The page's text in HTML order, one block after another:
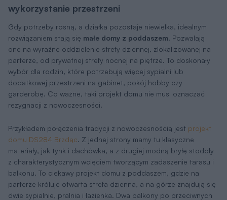
wykorzystanie przestrzeni
Gdy potrzeby rosną, a działka pozostaje niewielka, idealnym
rozwiązaniem stają się małe domy z poddaszem. Pozwalają
one na wyraźne oddzielenie strefy dziennej, zlokalizowanej na
parterze, od prywatnej strefy nocnej na piętrze. To doskonały
wybór dla rodzin, które potrzebują więcej sypialni lub
dodatkowej przestrzeni na gabinet, pokój hobby czy
garderobę. Co ważne, taki projekt domu nie musi oznaczać
rezygnacji z nowoczesności.
Przykładem połączenia tradycji z nowoczesnością jest projekt
domu DS284 Brzdąc. Z jednej strony mamy tu klasyczne
materiały, jak tynk i dachówka, a z drugiej modną bryłę stodoły
z charakterystycznym wcięciem tworzącym zadaszenie tarasu i
balkonu. To ciekawy projekt domu z poddaszem, gdzie na
parterze króluje otwarta strefa dzienna, a na górze znajdują się
dwie sypialnie, pralnia i łazienka. Dwa balkony po przeciwnych